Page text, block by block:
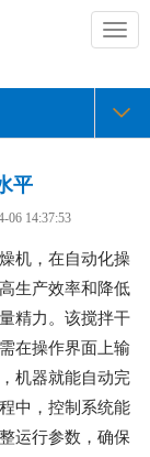
切
换
航
平
06 14:37:53
机，在自动化操
生产效率和降低
精力。该搅拌干
在操作界面上输
机器就能自动完
中，控制系统能
运行参数，确保